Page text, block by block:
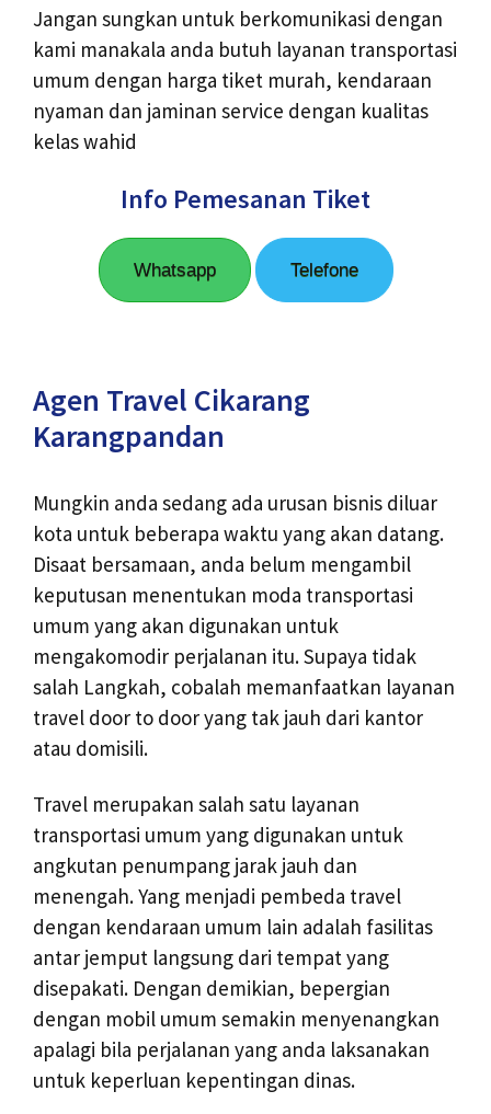
Jangan sungkan untuk berkomunikasi dengan
kami manakala anda butuh layanan transportasi
umum dengan harga tiket murah, kendaraan
nyaman dan jaminan service dengan kualitas
kelas wahid
Info Pemesanan Tiket
Whatsapp Telefone
Agen Travel Cikarang
Karangpandan
Mungkin anda sedang ada urusan bisnis diluar
kota untuk beberapa waktu yang akan datang.
Disaat bersamaan, anda belum mengambil
keputusan menentukan moda transportasi
umum yang akan digunakan untuk
mengakomodir perjalanan itu. Supaya tidak
salah Langkah, cobalah memanfaatkan layanan
travel door to door yang tak jauh dari kantor
atau domisili.
Travel merupakan salah satu layanan
transportasi umum yang digunakan untuk
angkutan penumpang jarak jauh dan
menengah. Yang menjadi pembeda travel
dengan kendaraan umum lain adalah fasilitas
antar jemput langsung dari tempat yang
disepakati. Dengan demikian, bepergian
dengan mobil umum semakin menyenangkan
apalagi bila perjalanan yang anda laksanakan
untuk keperluan kepentingan dinas.